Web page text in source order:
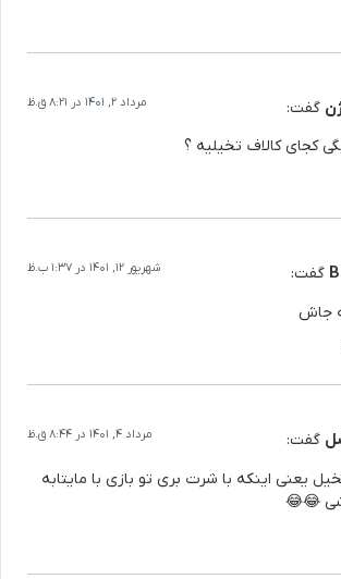
گفت: مرداد 2, 1401 در 8:21 ق.ظ
کجای کالاف تخیلیه ؟
گفت: شهریور 12, 1401 در 1:37 ب.ظ
جاش
گفت: مرداد 4, 1401 در 8:44 ق.ظ
یعنی اینکه با شرت بری تو بازی با مایتابه
😂😂